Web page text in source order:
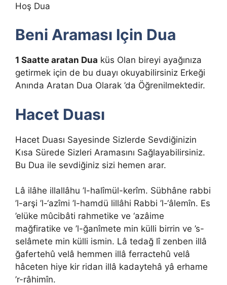
Hoş Dua
Beni Araması Için Dua
1 Saatte aratan Dua küs Olan bireyi ayağınıza
getirmek için de bu duayı okuyabilirsiniz Erkeği
Anında Aratan Dua Olarak ’da Öğrenilmektedir.
Hacet Duası
Hacet Duası Sayesinde Sizlerde Sevdiğinizin
Kısa Sürede Sizleri Aramasını Sağlayabilirsiniz.
Bu Dua ile sevdiğiniz sizi hemen arar.
Lâ ilâhe illallâhu ’l-halîmül-kerîm. Sübhâne rabbi
’l-arşi ’l-‘azîmi ’l-hamdü lillâhi Rabbi ’l-‘âlemîn. Es
’elüke mûcibâti rahmetike ve ‘azâime
mağfiratike ve ’l-ğanîmete min külli birrin ve ’s-
selâmete min külli ismin. Lâ tedağ lî zenben illâ
ğafertehû velâ hemmen illâ ferractehû velâ
hâceten hiye kir ridan illâ kadaytehâ yâ erhame
’r-râhimîn.